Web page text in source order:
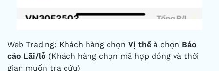
Web Trading: Khách hàng chọn Vị thế à chọn Báo
cáo Lãi/lỗ (Khách hàng chọn mã hợp đồng và thời
gian muốn tra cứu)